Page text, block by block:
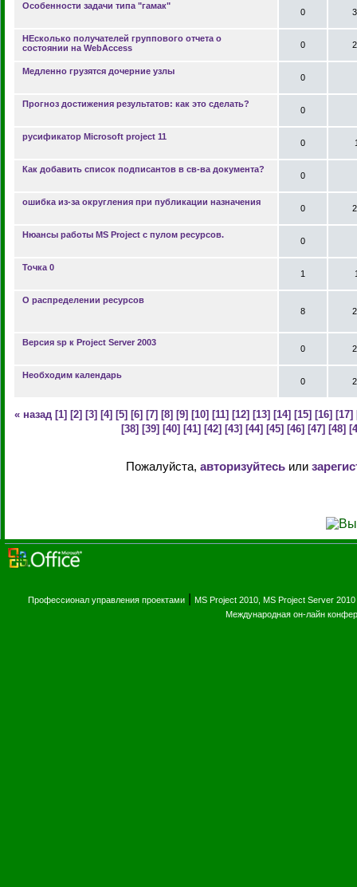
Особенности задачи типа "гамак"
0
НЕсколько получателей группового отчета о
состоянии на WebAccess
0
Медленно грузятся дочерние узлы
0
Прогноз достижения результатов: как это сделать?
0
русификатор Microsoft project 11
0
Как добавить список подписантов в св-ва документа?
0
ошибка из-за округления при публикации назначения
0
Нюансы работы MS Project с пулом ресурсов.
0
Точка 0
1
О распределении ресурсов
8
Версия sp к Project Server 2003
0
Необходим календарь
0
« назад [1] [2] [3] [4] [5] [6] [7] [8] [9] [10] [11] [12] [13] [14] [15] [16] [17]
[38] [39] [40] [41] [42] [43] [44] [45] [46] [47] [48]
Пожалуйста, авторизуйтесьили
Профессионал управления проектами MS Project 2010, MS Project Server 2010
Международная он-лайн